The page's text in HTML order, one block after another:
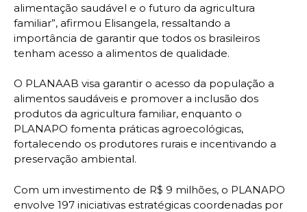
alimentação saudável e o futuro da agricultura
familiar”, afirmou Elisangela, ressaltando a
importância de garantir que todos os brasileiros
tenham acesso a alimentos de qualidade.
O PLANAAB visa garantir o acesso da população a
alimentos saudáveis e promover a inclusão dos
produtos da agricultura familiar, enquanto o
PLANAPO fomenta práticas agroecológicas,
fortalecendo os produtores rurais e incentivando a
preservação ambiental.
Com um investimento de R$ 9 milhões, o PLANAPO
envolve 197 iniciativas estratégicas coordenadas por